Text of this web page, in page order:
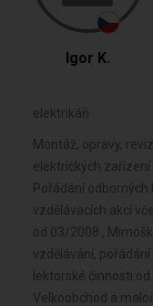
Igor K.
elektrikáři
Montáž, opravy,
elektrických zařízení
Pořádání odborných
vzdělávacích akcí
od 03/2008 ,
vzdělávání,
lektorské činnosti
Velkoobchod a